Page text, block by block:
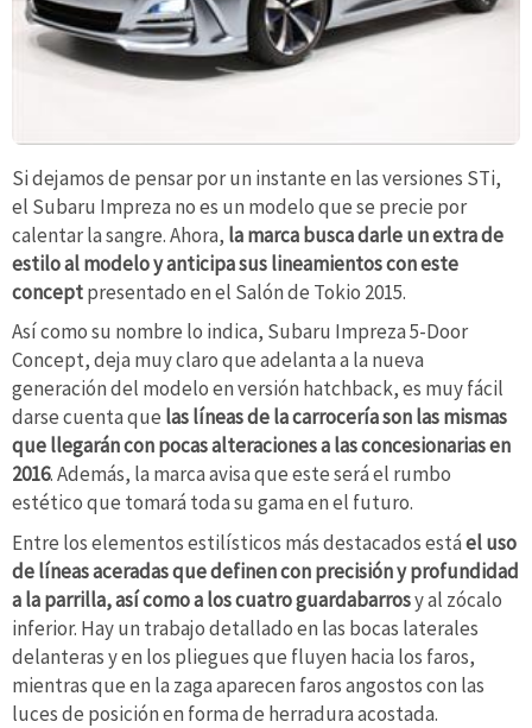
Si dejamos de pensar por un instante en las versiones STi,
el Subaru Impreza no es un modelo que se precie por
calentar la sangre. Ahora, la marca busca darle un extra de
estilo al modelo y anticipa sus lineamientos con este
conceptpresentado en el Salón de Tokio 2015.
Así como su nombre lo indica, Subaru Impreza 5-Door
Concept, deja muy claro que adelanta a la nueva
generación del modelo en versión hatchback, es muy fácil
darse cuenta que las líneas de la carrocería son las mismas
que llegarán con pocas alteraciones a las concesionarias en
2016. Además, la marca avisa que este será el rumbo
estético que tomará toda su gama en el futuro.
Entre los elementos estilísticos más destacados estáel uso
de líneas aceradas que definen con precisión y profundidad
a la parrilla, así como a los cuatro guardabarrosy al zócalo
inferior. Hay un trabajo detallado en las bocas laterales
delanteras y en los pliegues que fluyen hacia los faros,
mientras que en la zaga aparecen faros angostos con las
luces de posición en forma de herradura acostada.